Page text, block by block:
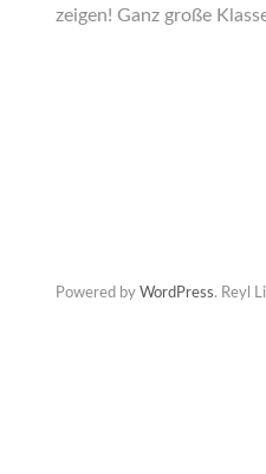
zeigen! Ganz große
Powered by WordPress. Reyl